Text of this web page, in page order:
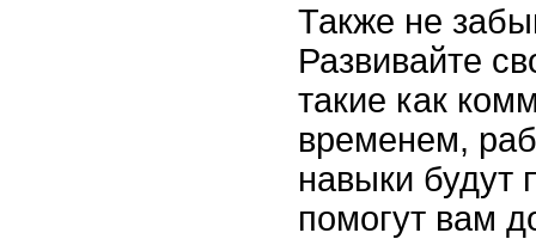
Также не
Развивайте
такие как
временем,
навыки будут
помогут вам